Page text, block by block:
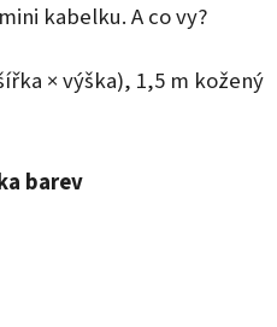
kabelku. A co vy?
× výška), 1,5 m kožený
barev